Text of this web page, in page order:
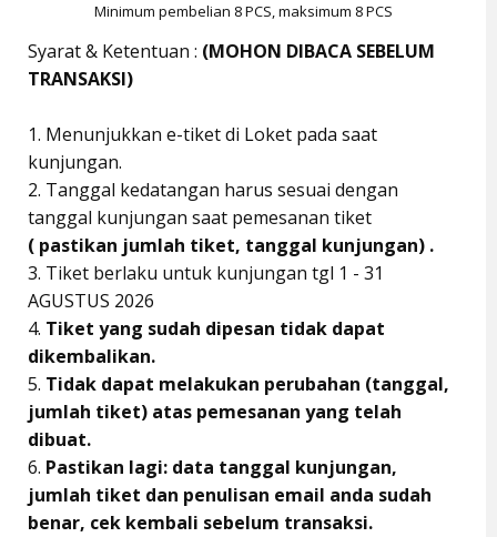
Minimum pembelian 8 PCS, maksimum 8 PCS
Syarat & Ketentuan : (MOHON DIBACA SEBELUM
TRANSAKSI)
1. Menunjukkan e-tiket di Loket pada saat
kunjungan.
2. Tanggal kedatangan harus sesuai dengan
tanggal kunjungan saat pemesanan tiket
( pastikan jumlah tiket, tanggal kunjungan) .
3. Tiket berlaku untuk kunjungan tgl 1 - 31
AGUSTUS 2026
4. Tiket yang sudah dipesan tidak dapat
dikembalikan.
5. Tidak dapat melakukan perubahan (tanggal,
jumlah tiket) atas pemesanan yang telah
dibuat.
6. Pastikan lagi: data tanggal kunjungan,
jumlah tiket dan penulisan email anda sudah
benar, cek kembali sebelum transaksi.